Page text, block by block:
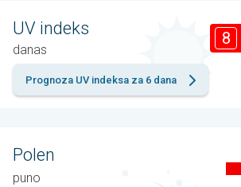
UV indeks
danas
8
Prognoza UV indeksa za 6 dana
Polen
puno